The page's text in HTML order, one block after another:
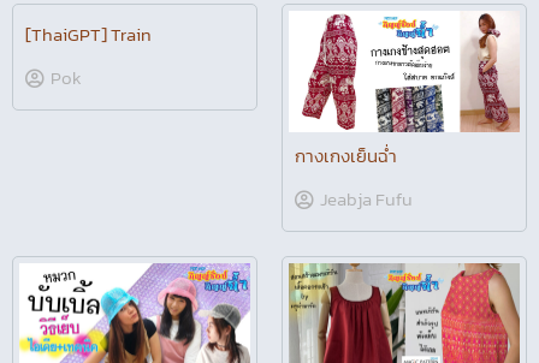
[ThaiGPT] Train
Pok
กางเกงเย็นฉ่ำ
Jeabja Fufu
หมวกฉ่ำๆ ภิญญ์ช็อป ภิญญ์
ฉ่ำ
Jeabja Fufu